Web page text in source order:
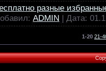
разные
ADMIN | Дата:
1-20 21-